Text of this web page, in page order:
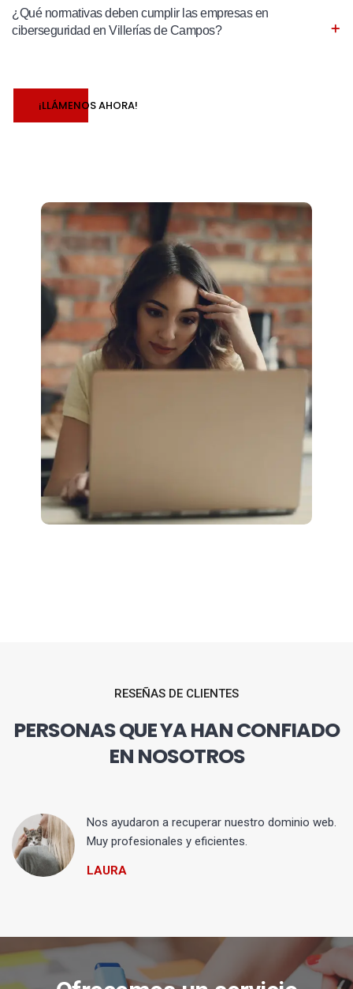
¿Qué normativas deben cumplir las empresas en
ciberseguridad en Villerías de Campos?
¡LLÁMENOS AHORA!
RESEÑAS DE CLIENTES
PERSONAS QUE YA HAN CONFIADO
EN NOSOTROS
Nos ayudaron a recuperar nuestro dominio web.
Muy profesionales y eficientes.
LAURA